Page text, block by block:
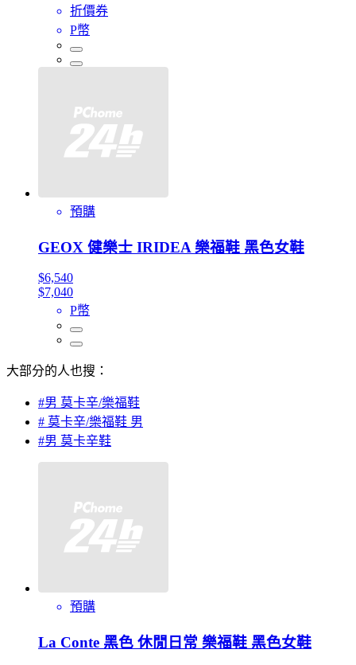
折價券
P幣
預購
GEOX 健樂士 IRIDEA 樂福鞋 黑色女鞋
$6,540
$7,040
P幣
大部分的人也搜：
#男 莫卡辛/樂福鞋
# 莫卡辛/樂福鞋 男
#男 莫卡辛鞋
預購
La Conte 黑色 休閒日常 樂福鞋 黑色女鞋